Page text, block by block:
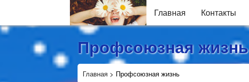
Главная Контакты
Профсоюзная жизнь
Главная > Профсоюзная жизнь